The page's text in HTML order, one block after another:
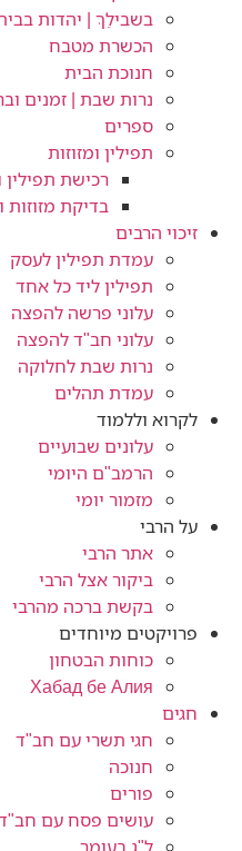
בשבילֵךְ | יהדות
הכשרת מטבח
חנוכת הבית
נרות שבת | זמנים
ספרים
תפילין ומזוזות
רכישת תפילין
בדיקת מזוזות
זיכוי הרבים
עמדת תפילין לעסק
תפילין ליד כל אחד
עלוני פרשה להפצה
עלוני חב"ד להפצה
נרות שבת לחלוקה
עמדת תהלים
לקרוא וללמוד
עלונים שבועיים
הרמב"ם היומי
מזמור יומי
על הרבי
אתר הרבי
ביקור אצל הרבי
בקשת ברכה מהרבי
פרויקטים מיוחדים
כוחות הבטחון
Хабад бе Алия
חגים
חגי תשרי עם חב"ד
חנוכה
פורים
עושים פסח עם
ל"ג בעומר